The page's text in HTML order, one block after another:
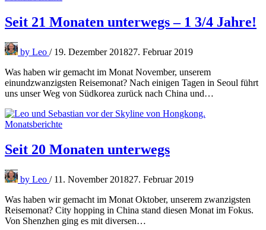
Seit 21 Monaten unterwegs – 1 3/4 Jahre!
by Leo / 19. Dezember 201827. Februar 2019
Was haben wir gemacht im Monat November, unserem
einundzwanzigsten Reisemonat? Nach einigen Tagen in Seoul führt
uns unser Weg von Südkorea zurück nach China und…
Monatsberichte
Seit 20 Monaten unterwegs
by Leo / 11. November 201827. Februar 2019
Was haben wir gemacht im Monat Oktober, unserem zwanzigsten
Reisemonat? City hopping in China stand diesen Monat im Fokus.
Von Shenzhen ging es mit diversen…